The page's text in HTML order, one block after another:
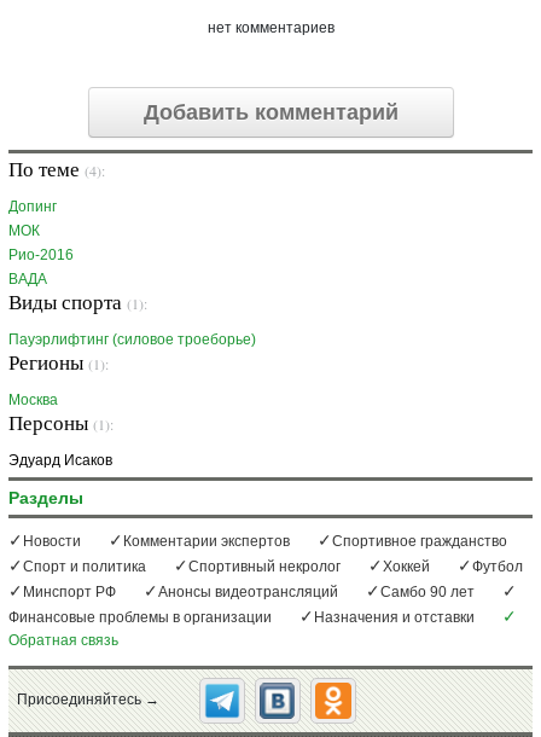
нет комментариев
Добавить комментарий
По теме (4):
Допинг
МОК
Рио-2016
ВАДА
Виды спорта (1):
Пауэрлифтинг (силовое троеборье)
Регионы (1):
Москва
Персоны (1):
Эдуард Исаков
Разделы
Новости Комментарии экспертов
Спортивное гражданство
Спорт и политика
Спортивный некролог Хоккей
Футбол
Минспорт РФ
Анонсы видеотрансляций
Самбо 90 лет
Финансовые проблемы в организации
Назначения и отставки
Обратная связь
Присоединяйтесь →